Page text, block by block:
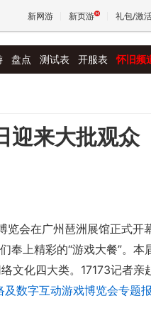
新网游 新页游 礼包/激
盘点 测试表 开服表 怀旧频
迎来大批观众
会在广州琶洲展馆正式开
奉上精彩的“游戏大餐”。本
文化四大类。17173记者亲
及数字互动游戏博览会专题